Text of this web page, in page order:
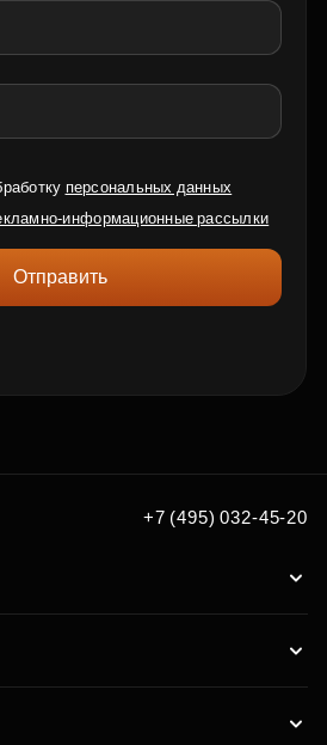
персональных данных
информационные рассылки
Отправить
+7 (495) 032-45-20